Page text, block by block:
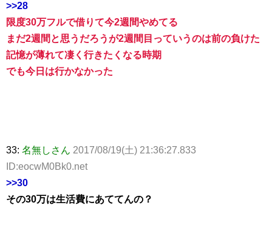
>>28
限度30万フルで借りて今2週間やめてる
まだ2週間と思うだろうが2週間目っていうのは前の負けた
記憶が薄れて凄く行きたくなる時期
でも今日は行かなかった
33: 名無しさん 2017/08/19(土) 21:36:27.833
ID:eocwM0Bk0.net
>>30
その30万は生活費にあててんの？